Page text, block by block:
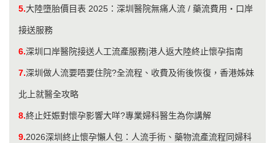
5.大陸墮胎價目表 2025：深圳醫院無痛人流 / 藥流費用・口岸
接送服務
6.深圳口岸醫院接送人工流產服務|港人返大陸終止懷孕指南
7.深圳做人流要唔要住院?全流程、收費及術後恢復，香港姊妹
北上就醫全攻略
8.終止妊娠對懷孕影響大咩?專業婦科醫生為你講解
9.2026深圳終止懷孕懶人包：人流手術、藥物流產流程同婦科